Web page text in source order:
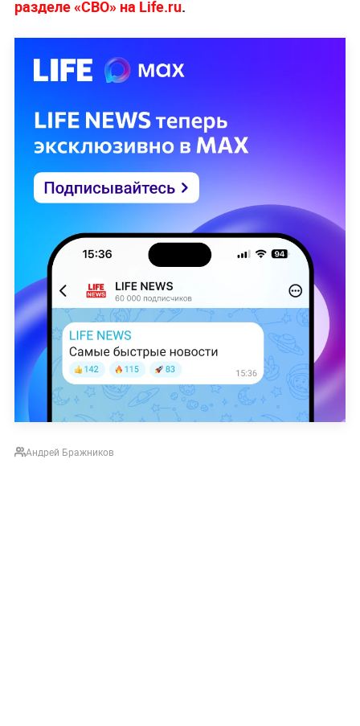
разделе «СВО» на Life.ru.
Андрей Бражников